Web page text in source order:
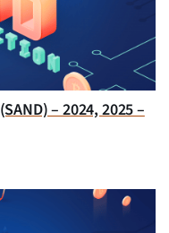
– 2024, 2025 –